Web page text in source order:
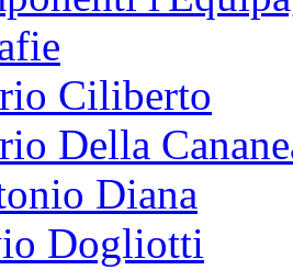
Ciliberto
Della
Diana
Dogliotti